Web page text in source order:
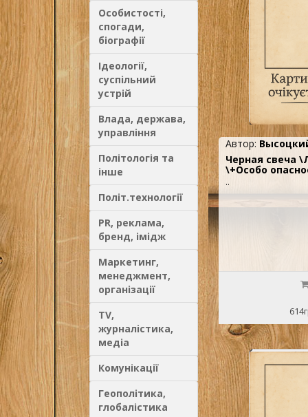
Особистості,
спогади,
біографії
Ідеології,
суспільний
устрій
Влада, держава,
управління
Політологія та
інше
Політ.технології
PR, реклама,
бренд, імідж
Маркетинг,
менеджмент,
організації
TV,
журналістика,
медіа
Комунікації
Геополітика,
глобалістика
Автор:
Черная свеча
\+Особо
..